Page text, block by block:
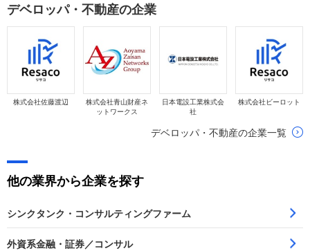
デベロッパ・不動産の企業
株式会社佐藤渡辺
株式会社青山財産ネ
ットワークス
日本電設工業株式会
社
株式会社ビーロット
デベロッパ・不動産の企業一覧
他の業界から企業を探す
シンクタンク・コンサルティングファーム
外資系金融・証券／コンサル